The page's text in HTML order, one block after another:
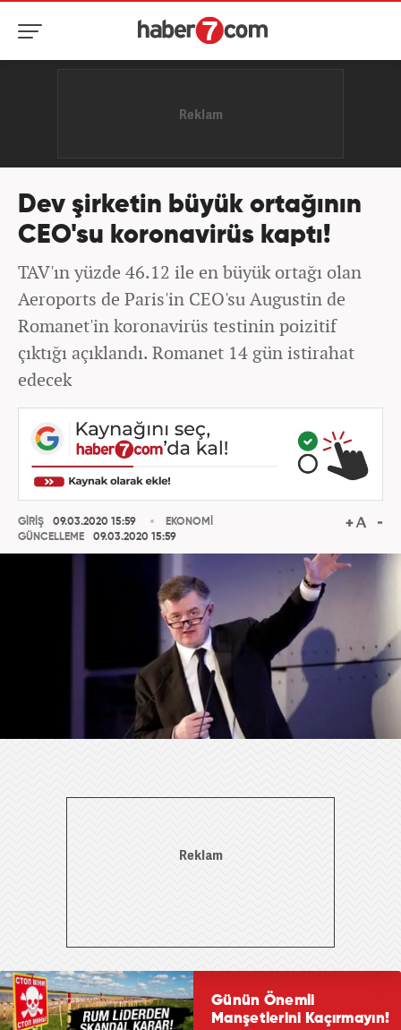
Dev şirketin büyük ortağının
CEO'su koronavirüs kaptı!
TAV'ın yüzde 46.12 ile en büyük ortağı olan
Aeroports de Paris'in CEO'su Augustin de
Romanet'in koronavirüs testinin poizitif
çıktığı açıklandı. Romanet 14 gün istirahat
edecek
GİRİŞ
09.03.2020 15:59
GÜNCELLEME
09.03.2020 15:59
EKONOMİ